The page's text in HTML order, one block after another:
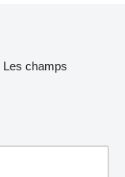
Les champs